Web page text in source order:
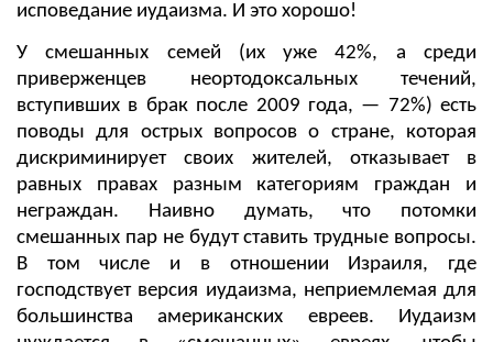
исповедание иудаизма. И это хорошо!
У смешанных семей (их уже 42%, а среди
приверженцев неортодоксальных течений,
вступивших в брак после 2009 года, — 72%) есть
поводы для острых вопросов о стране, которая
дискриминирует своих жителей, отказывает в
равных правах разным категориям граждан и
неграждан. Наивно думать, что потомки
смешанных пар не будут ставить трудные вопросы.
В том числе и в отношении Израиля, где
господствует версия иудаизма, неприемлемая для
большинства американских евреев. Иудаизм